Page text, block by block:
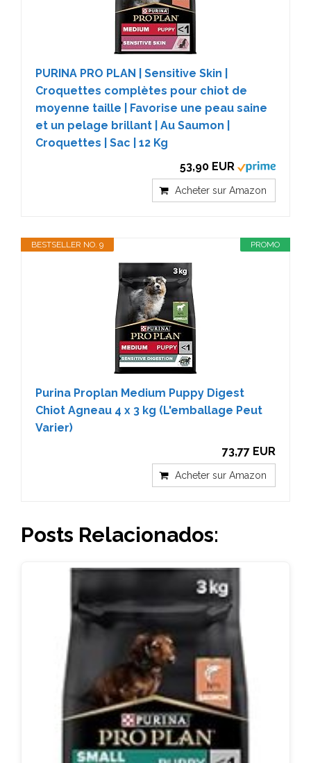
PURINA PRO PLAN | Sensitive Skin |
Croquettes complètes pour chiot de
moyenne taille | Favorise une peau saine
et un pelage brillant | Au Saumon |
Croquettes | Sac | 12 Kg
53,90 EUR
Acheter sur Amazon
PROMO
BESTSELLER NO. 9
Purina Proplan Medium Puppy Digest
Chiot Agneau 4 x 3 kg (L'emballage Peut
Varier)
73,77 EUR
Acheter sur Amazon
Posts Relacionados: